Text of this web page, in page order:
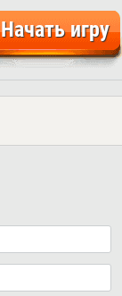
Начать игру